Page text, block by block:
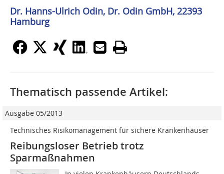
Dr. Hanns-Ulrich Odin, Dr. Odin GmbH, 22393
Hamburg
Thematisch passende Artikel:
Ausgabe 05/2013
Technisches Risikomanagement für sichere Krankenhäuser
Reibungsloser Betrieb trotz
Sparmaßnahmen